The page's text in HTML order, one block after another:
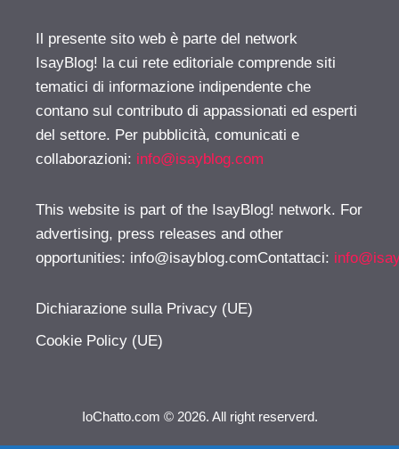
Il presente sito web è parte del network
IsayBlog! la cui rete editoriale comprende siti
tematici di informazione indipendente che
contano sul contributo di appassionati ed esperti
del settore. Per pubblicità, comunicati e
collaborazioni: info@isayblog.com
This website is part of the IsayBlog! network. For
advertising, press releases and other
opportunities: info@isayblog.comContattaci:
Dichiarazione sulla Privacy (UE)
Cookie Policy (UE)
IoChatto.com © 2026. All right reserverd.